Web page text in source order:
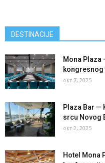
DESTINACIJE
Mona
окт 7, 2025
Plaza Bar —
srcu Novog
окт 2, 2025
Hotel Mona